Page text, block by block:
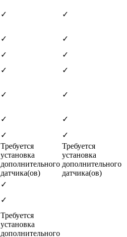
✓ ✓
✓
✓
✓
✓
✓
✓
✓ ✓
✓
✓
✓
✓
Требуется
установка
дополнительного
датчика(ов)
Требуется
установка
дополнительного
датчика(ов)
✓
✓
Требуется
установка
дополнительного